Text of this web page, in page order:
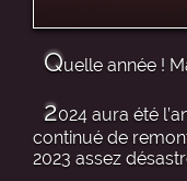
Quelle année !
2024 aura été
continué de
2023 assez